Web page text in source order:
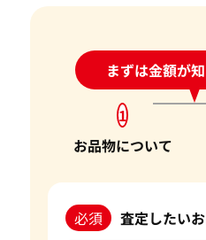
まずは金額が
24時間受付中!問
1
お品物について
必須 査定したい